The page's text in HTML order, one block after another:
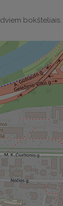
bokšteliais.